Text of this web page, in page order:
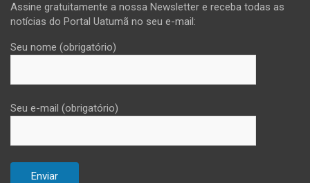
Assine gratuitamente a nossa Newsletter e receba todas as
notícias do Portal Uatumã no seu e-mail:
Seu nome (obrigatório)
Seu e-mail (obrigatório)